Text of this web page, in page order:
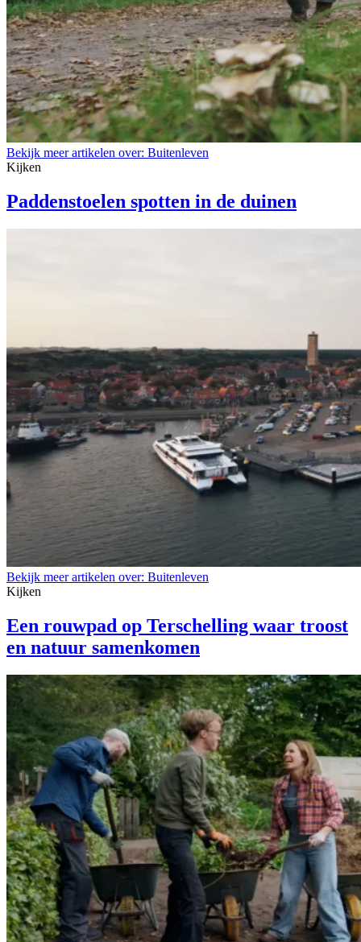
Bekijk meer artikelen over: Buitenleven
Kijken
Paddenstoelen spotten in de duinen
Bekijk meer artikelen over: Buitenleven
Kijken
Een rouwpad op Terschelling waar troost
en natuur samenkomen